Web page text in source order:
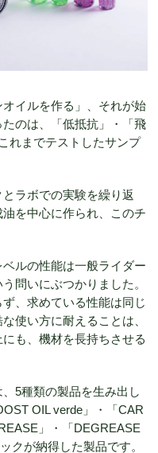
オイルを作る」、それが始
のは、「低抵抗」・「飛
れまでテストしたサンプ
ラボでの実験を繰り返
を中心に作られ、このチ
ルの性能は一般ライダー
問いにぶつかりました。
、求めている性能は同じ
使い方に耐えることは、
も、機材を長持ちさせる
5種類の製品を生み出し
OIL verde」・「CAR
」・「DEGREASE
クが納得した製品です。